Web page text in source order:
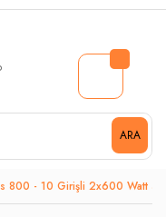
ARA
800 - 10 Girişli 2x600 Watt 4